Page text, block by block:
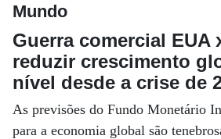
Mundo
Guerra comercial EUA
reduzir crescimento
nível desde a crise de
As previsões do Fundo Monetário
para a economia global são